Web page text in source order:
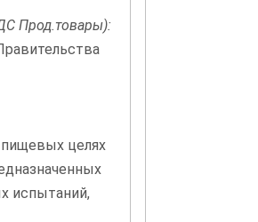
Прод.товары):
пищевых целях
испытаний,